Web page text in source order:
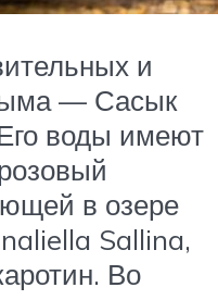
и
— Сасык
воды имеют
в озере
Sallina,
Во